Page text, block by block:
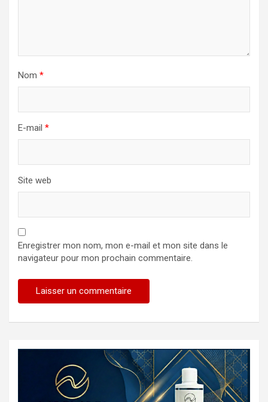
Nom *
E-mail *
Site web
Enregistrer mon nom, mon e-mail et mon site dans le
navigateur pour mon prochain commentaire.